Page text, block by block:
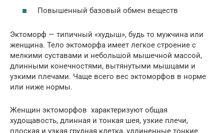
Повышенный базовый обмен веществ
Эктоморф — типичный «худыш», будь то мужчина или
женщина. Тело эктоморфа имеет легкое строение с
мелкими суставами и небольшой мышечной массой,
длинными конечностями, вытянутыми мышцами и
узкими плечами. Чаще всего вес эктоморфов в норме
или ниже нормы.
Женщин эктоморфов характеризуют общая
худощавость, длинная и тонкая шея, узкие плечи,
плоская и узкая грудная клетка, удлиненные тонкие